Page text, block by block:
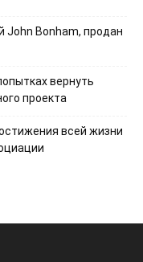
Bonham, продан
вернуть
проекта
всей жизни